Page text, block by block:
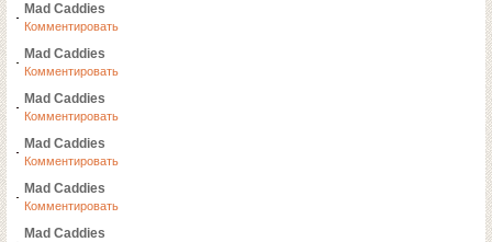
Mad Caddies
Комментировать
Mad Caddies
Комментировать
Mad Caddies
Комментировать
Mad Caddies
Комментировать
Mad Caddies
Комментировать
Mad Caddies